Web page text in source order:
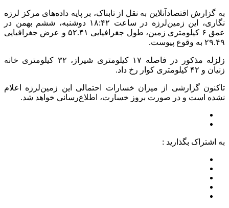
به گزارش اقتصادآنلاین به نقل از تابناک، بر پایه داده‌های مرکز لرزه
نگاری، این زمین‌لرزه در ساعت ۱۸:۴۲ دوشنبه، ششم بهمن در
عمق ۶ کیلومتری زمین، طول جغرافیایی ۵۲.۴۱ و عرض جغرافیایی
۲۹.۴۹ به وقوع پیوست.
زلزله مذکور در فاصله ۱۷ کیلومتری شیراز، ۳۲ کیلومتری خانه
زنیان و ۴۲ کیلومتری کوار رخ داد.
تاکنون گزارشی از میزان خسارات احتمالی این زمین‌لرزه اعلام
نشده است و در صورت بروز خسارت، اطلاع‌رسانی خواهد شد.
به اشتراک بگذارید :